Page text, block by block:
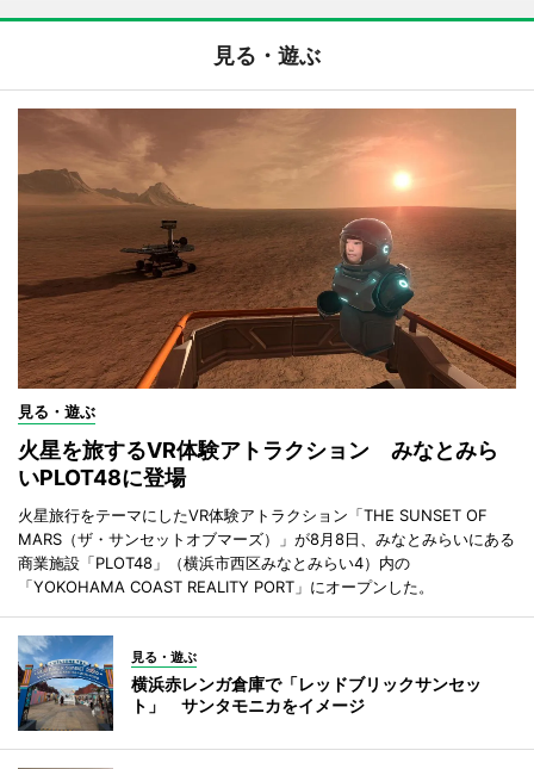
見る・遊ぶ
見る・遊ぶ
火星を旅するVR体験アトラクション みなとみら
いPLOT48に登場
火星旅行をテーマにしたVR体験アトラクション「THE SUNSET OF
MARS（ザ・サンセットオブマーズ）」が8月8日、みなとみらいにある
商業施設「PLOT48」（横浜市西区みなとみらい4）内の
「YOKOHAMA COAST REALITY PORT」にオープンした。
見る・遊ぶ
横浜赤レンガ倉庫で「レッドブリックサンセッ
ト」 サンタモニカをイメージ